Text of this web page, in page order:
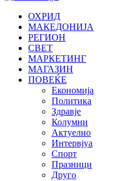
ОХРИД
МАКЕДОНИЈА
РЕГИОН
СВЕТ
МАРКЕТИНГ
МАГАЗИН
ПОВЕЌЕ
Економија
Политика
Здравје
Колумни
Актуелно
Интервјуа
Спорт
Празници
Друго